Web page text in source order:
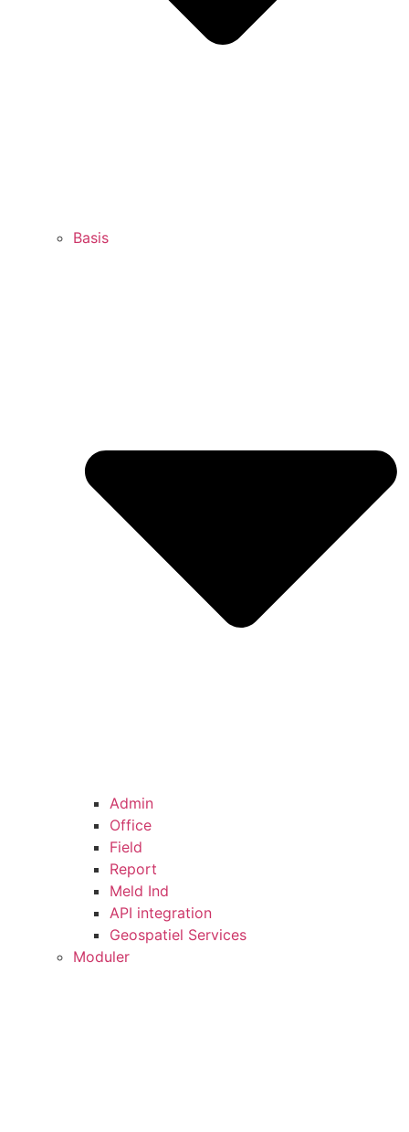
Basis
Admin
Office
Field
Report
Meld Ind
API integration
Geospatiel Services
Moduler